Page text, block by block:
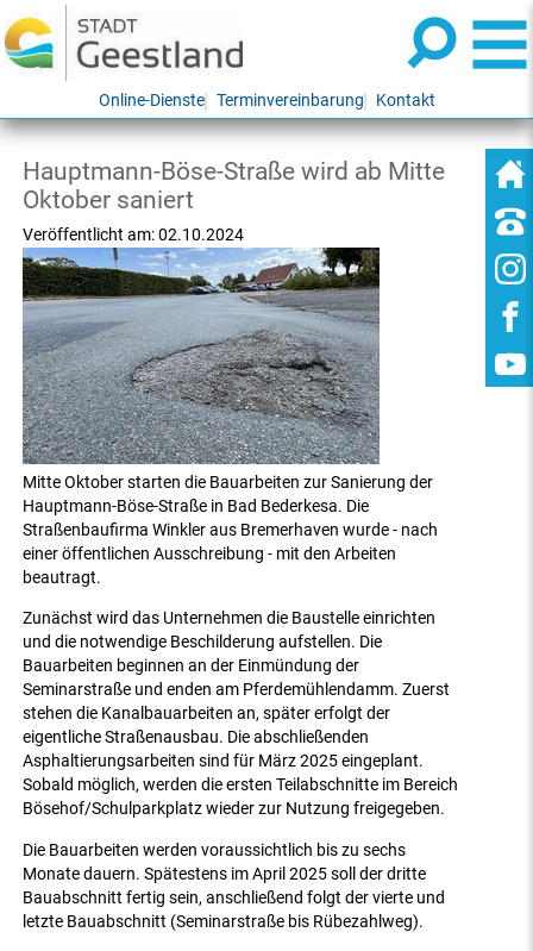
Online-Dienste Terminvereinbarung Kontakt
Hauptmann-Böse-Straße wird ab Mitte
Oktober saniert
Veröffentlicht am:02.10.2024
Mitte Oktober starten die Bauarbeiten zur Sanierung der
Hauptmann-Böse-Straße in Bad Bederkesa. Die
Straßenbaufirma Winkler aus Bremerhaven wurde - nach
einer öffentlichen Ausschreibung - mit den Arbeiten
beautragt.
Zunächst wird das Unternehmen die Baustelle einrichten
und die notwendige Beschilderung aufstellen. Die
Bauarbeiten beginnen an der Einmündung der
Seminarstraße und enden am Pferdemühlendamm. Zuerst
stehen die Kanalbauarbeiten an, später erfolgt der
eigentliche Straßenausbau. Die abschließenden
Asphaltierungsarbeiten sind für März 2025 eingeplant.
Sobald möglich, werden die ersten Teilabschnitte im Bereich
Bösehof/Schulparkplatz wieder zur Nutzung freigegeben.
Die Bauarbeiten werden voraussichtlich bis zu sechs
Monate dauern. Spätestens im April 2025 soll der dritte
Bauabschnitt fertig sein, anschließend folgt der vierte und
letzte Bauabschnitt (Seminarstraße bis Rübezahlweg).